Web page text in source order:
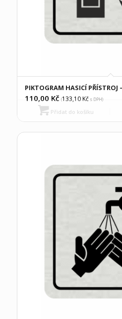
PIKTOGRAM HASICÍ PŘÍSTROJ
110,00 Kč (133,10Kčs DPH)
Přidat do košíku